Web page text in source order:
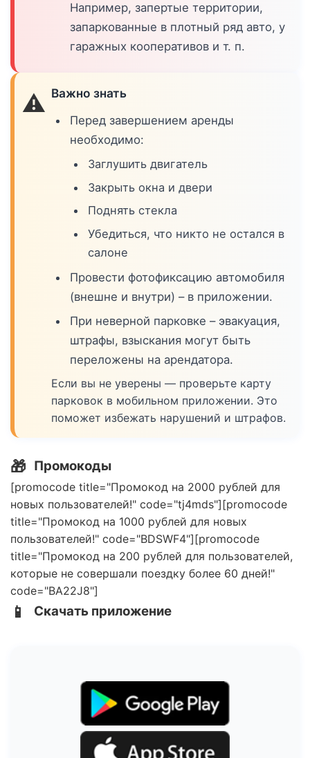
Например, запертые территории,
запаркованные в плотный ряд авто, у
гаражных кооперативов и т. п.
⚠️ Важно знать
Перед завершением аренды
необходимо:
Заглушить двигатель
Закрыть окна и двери
Поднять стекла
Убедиться, что никто не остался в
салоне
Провести фотофиксацию автомобиля
(внешне и внутри) – в приложении.
При неверной парковке – эвакуация,
штрафы, взыскания могут быть
переложены на арендатора.
Если вы не уверены — проверьте карту
парковок в мобильном приложении. Это
поможет избежать нарушений и штрафов.
🎁 Промокоды
[promocode title="Промокод на 2000 рублей для
новых пользователей!" code="tj4mds"][promocode
title="Промокод на 1000 рублей для новых
пользователей!" code="BDSWF4"][promocode
title="Промокод на 200 рублей для пользователей,
которые не совершали поездку более 60 дней!"
code="BA22J8"]
📱 Скачать приложение